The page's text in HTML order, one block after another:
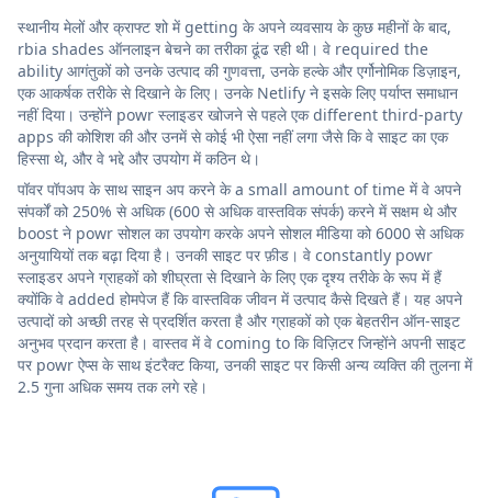
स्थानीय मेलों और क्राफ्ट शो में getting के अपने व्यवसाय के कुछ महीनों के बाद,
rbia shades ऑनलाइन बेचने का तरीका ढूंढ रही थी। वे required the
ability आगंतुकों को उनके उत्पाद की गुणवत्ता, उनके हल्के और एर्गोनोमिक डिज़ाइन,
एक आकर्षक तरीके से दिखाने के लिए। उनके Netlify ने इसके लिए पर्याप्त समाधान
नहीं दिया। उन्होंने powr स्लाइडर खोजने से पहले एक different third-party
apps की कोशिश की और उनमें से कोई भी ऐसा नहीं लगा जैसे कि वे साइट का एक
हिस्सा थे, और वे भद्दे और उपयोग में कठिन थे।
पॉवर पॉपअप के साथ साइन अप करने के a small amount of time में वे अपने
संपर्कों को 250% से अधिक (600 से अधिक वास्तविक संपर्क) करने में सक्षम थे और
boost ने powr सोशल का उपयोग करके अपने सोशल मीडिया को 6000 से अधिक
अनुयायियों तक बढ़ा दिया है। उनकी साइट पर फ़ीड। वे constantly powr
स्लाइडर अपने ग्राहकों को शीघ्रता से दिखाने के लिए एक दृश्य तरीके के रूप में हैं
क्योंकि वे added होमपेज हैं कि वास्तविक जीवन में उत्पाद कैसे दिखते हैं। यह अपने
उत्पादों को अच्छी तरह से प्रदर्शित करता है और ग्राहकों को एक बेहतरीन ऑन-साइट
अनुभव प्रदान करता है। वास्तव में वे coming to कि विज़िटर जिन्होंने अपनी साइट
पर powr ऐप्स के साथ इंटरैक्ट किया, उनकी साइट पर किसी अन्य व्यक्ति की तुलना में
2.5 गुना अधिक समय तक लगे रहे।